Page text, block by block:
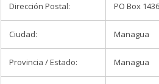
Dirección Postal: PO Box
Ciudad: Managua
Provincia / Estado: Managua